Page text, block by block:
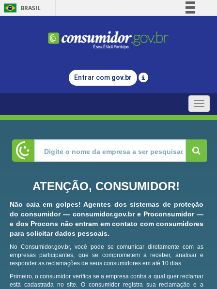
BRASIL
Comunica BR
Legislação
Entrar com gov.br
Toggle
ATENÇÃO, CONSUMIDOR!
Não caia em golpes! Agentes dos sistemas de proteção
do consumidor — consumidor.gov.br e Proconsumidor —
e dos Procons não entram em contato com consumidores
para solicitar dados pessoais.
No Consumidor.gov.br, você pode se comunicar diretamente com as
empresas participantes, que se comprometem a receber, analisar e
responder as reclamações de seus consumidores em até 10 dias.
Primeiro, o consumidor verifica se a empresa contra a qual quer reclamar
está cadastrada no site.O consumidor registra sua reclamação e a